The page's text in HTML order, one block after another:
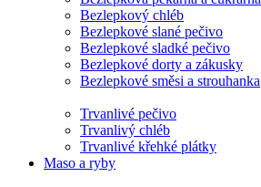
Bezlepkový chléb
Bezlepkové slané pečivo
Bezlepkové sladké pečivo
Bezlepkové dorty a zákusky
Bezlepkové směsi a strouhanka
Trvanlivé pečivo
Trvanlivý chléb
Trvanlivé křehké plátky
Maso a ryby